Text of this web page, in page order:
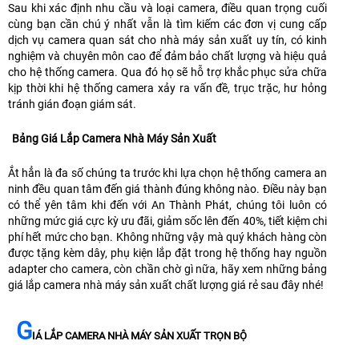
nhớ
lên
đến
256GB.
Phù
hợp
xưởng,
trình,
...
Sau khi xác định nhu cầu và loại camera, điều quan trọng cuối
cùng bạn cần chú ý nhất vẫn là tìm kiếm các đơn vị cung cấp
dịch vụ camera quan sát cho nhà máy sản xuất uy tín, có kinh
nghiệm và chuyên môn cao để đảm bảo chất lượng và hiệu quả
cho hệ thống camera. Qua đó họ sẽ hỗ trợ khắc phục sửa chữa
kịp thời khi hệ thống camera xảy ra vấn đề, trục trặc, hư hỏng
tránh gián đoạn giám sát.
Bảng Giá Lắp Camera Nhà Máy Sản Xuất
Ắt hẳn là đa số chúng ta trước khi lựa chọn hệ thống camera an
ninh đều quan tâm đến giá thành đúng không nào. Điều này bạn
có thể yên tâm khi đến với An Thành Phát, chúng tôi luôn có
những mức giá cực kỳ ưu đãi, giảm sốc lên đến 40%, tiết kiệm chi
phí hết mức cho bạn. Không những vậy mà quý khách hàng còn
được tặng kèm dây, phụ kiện lắp đặt trong hệ thống hay nguồn
adapter cho camera, còn chần chờ gì nữa, hãy xem những bảng
giá lắp camera nhà máy sản xuất chất lượng giá rẻ sau đây nhé!
GIÁ LẮP CAMERA NHÀ MÁY SẢN XUẤT TRỌN BỘ